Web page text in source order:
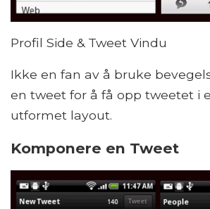
Profil Side & Tweet Vindu
Ikke en fan av å bruke
en tweet for å få opp tweetet i
utformet layout.
Komponere en Tweet